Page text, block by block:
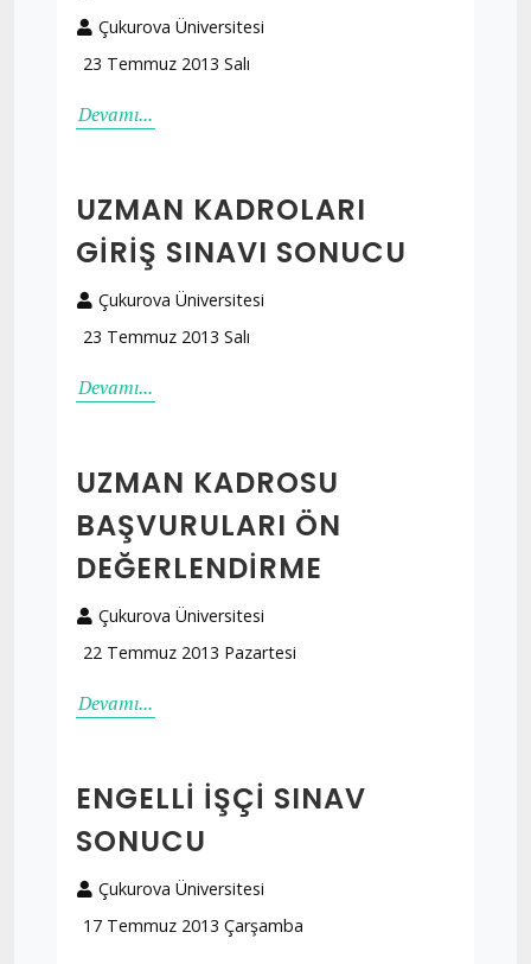
Çukurova Üniversitesi
23 Temmuz 2013 Salı
Devamı...
UZMAN KADROLARI
GIRIŞ SINAVI SONUCU
Çukurova Üniversitesi
23 Temmuz 2013 Salı
Devamı...
UZMAN KADROSU
BAŞVURULARI ÖN
DEĞERLENDIRME
Çukurova Üniversitesi
22 Temmuz 2013 Pazartesi
Devamı...
ENGELLI İŞÇI SINAV
SONUCU
Çukurova Üniversitesi
17 Temmuz 2013 Çarşamba